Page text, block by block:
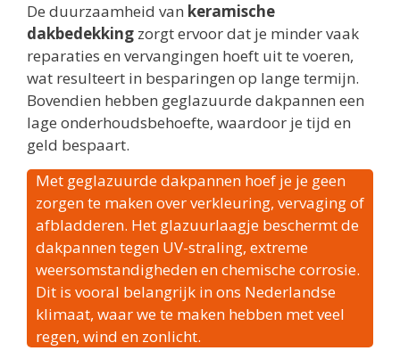
De duurzaamheid van keramische
dakbedekking zorgt ervoor dat je minder vaak
reparaties en vervangingen hoeft uit te voeren,
wat resulteert in besparingen op lange termijn.
Bovendien hebben geglazuurde dakpannen een
lage onderhoudsbehoefte, waardoor je tijd en
geld bespaart.
Met geglazuurde dakpannen hoef je je geen
zorgen te maken over verkleuring, vervaging of
afbladderen. Het glazuurlaagje beschermt de
dakpannen tegen UV-straling, extreme
weersomstandigheden en chemische corrosie.
Dit is vooral belangrijk in ons Nederlandse
klimaat, waar we te maken hebben met veel
regen, wind en zonlicht.